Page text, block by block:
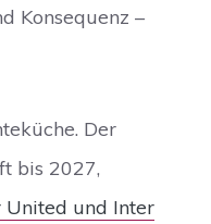
Konsequenz –
Der
bis 2027,
United und Inter